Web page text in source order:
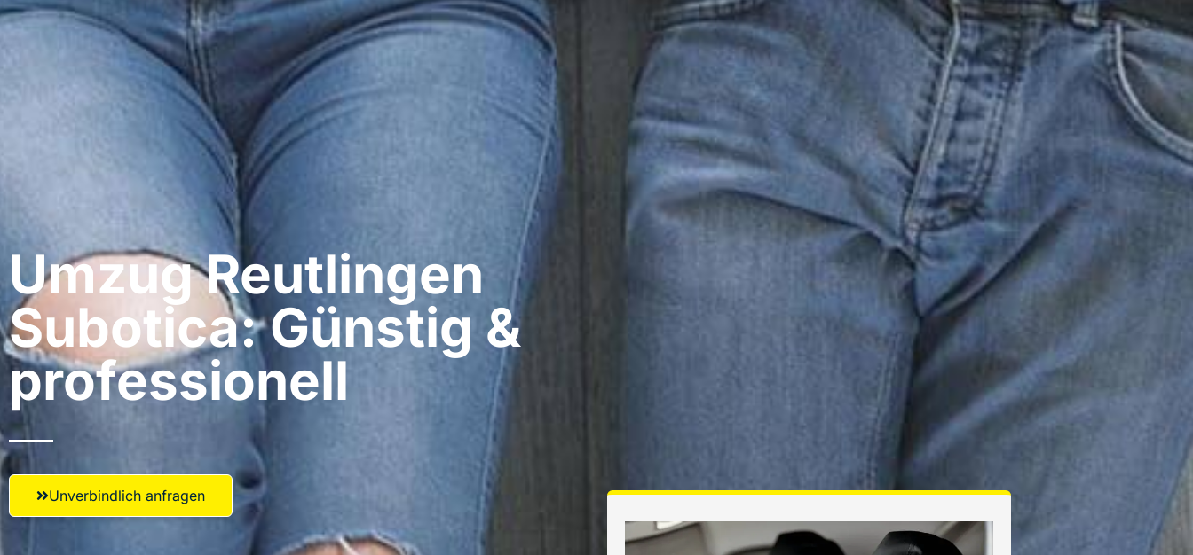
Umzug Reutlingen​
Subotica: Günstig &
professionell​
Unverbindlich anfragen